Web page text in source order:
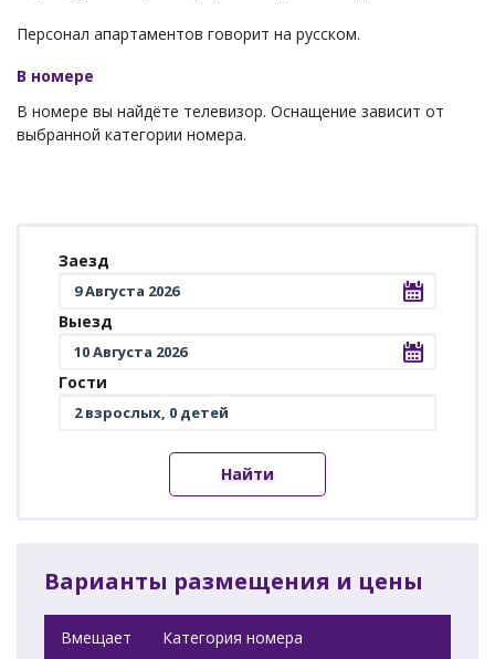
Персонал апартаментов говорит на русском.
В номере
В номере вы найдёте телевизор. Оснащение зависит от
выбранной категории номера.
Заезд
Выезд
Гости
Найти
Варианты размещения и цены
Вмещает Категория номера